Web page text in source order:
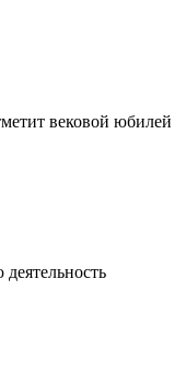
вековой юбилей